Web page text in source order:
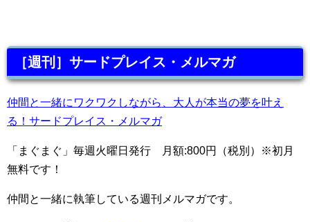
［週刊］サードプレイス・メルマガ
仲間と一緒にワクワクしながら、大人が本当の夢を叶え
る！サードプレイス・メルマガ
「まぐまぐ」毎週火曜日発行 月額:800円（税別）※初月
無料です！
仲間と一緒に執筆している週刊メルマガです。